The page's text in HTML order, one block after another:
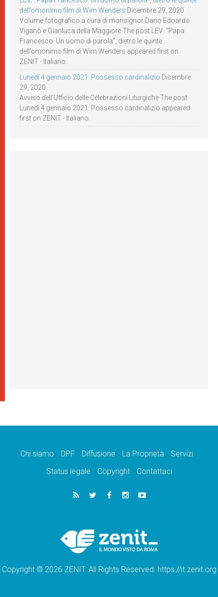
dell’omonimo film di Wim Wenders Dicembre 29, 2020
Volume fotografico a cura di monsignor Dario Edoardo
Viganò e Gianluca della Maggiore The post LEV: “Papa
Francesco. Un uomo di parola”, dietro le quinte
dell’omonimo film di Wim Wenders appeared first on
ZENIT - Italiano.
Lunedì 4 gennaio 2021: Possesso cardinalizio Dicembre
29, 2020
Avviso dell’Ufficio delle Celebrazioni Liturgiche The post
Lunedì 4 gennaio 2021: Possesso cardinalizio appeared
first on ZENIT - Italiano.
Chi siamo DPF Diffusione La Proprietà
Servizi
Status legale
Copyright Contattaci
Copyright © 2026 ZENIT. All Rights Reserved. https://it.zenit.org